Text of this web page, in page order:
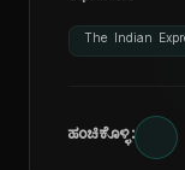
The Indian
ಹಂಚಿಕೊಳ್ಳಿ: